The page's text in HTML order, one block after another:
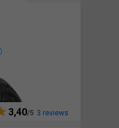
3,40 3 reviews